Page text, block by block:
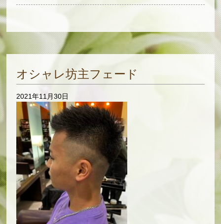
オシャレ坊主フェード
2021年11月30日